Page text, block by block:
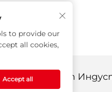
© 2025 от
to provide our
all cookies,
Accept all